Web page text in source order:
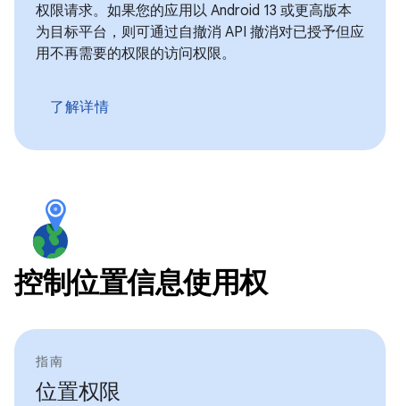
权限请求。如果您的应用以 Android 13 或更高版本
为目标平台，则可通过自撤消 API 撤消对已授予但应
用不再需要的权限的访问权限。
了解详情
控制位置信息使用权
指南
位置权限